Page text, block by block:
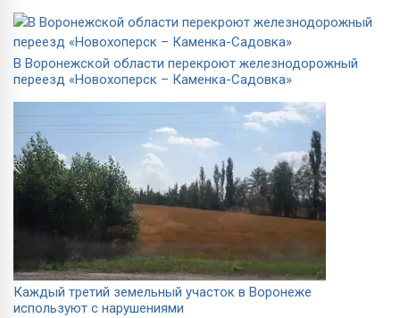
В Воронежской области перекроют железнодорожный
переезд «Новохоперск – Каменка-Садовка»
Каждый третий земельный участок в Воронеже
используют с нарушениями